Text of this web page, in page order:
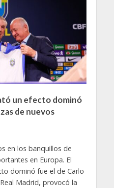
un efecto dominó
de nuevos
en los banquillos de
en Europa. El
dominó fue el de Carlo
Madrid, provocó la